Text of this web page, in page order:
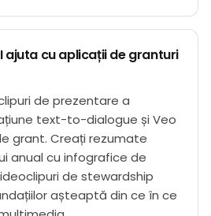
ajuta cu aplicații de granturi
de prezentare a
text-to-dialogue și Veo
grant. Creați rezumate
anual cu infografice de
de stewardship
așteaptă din ce în ce